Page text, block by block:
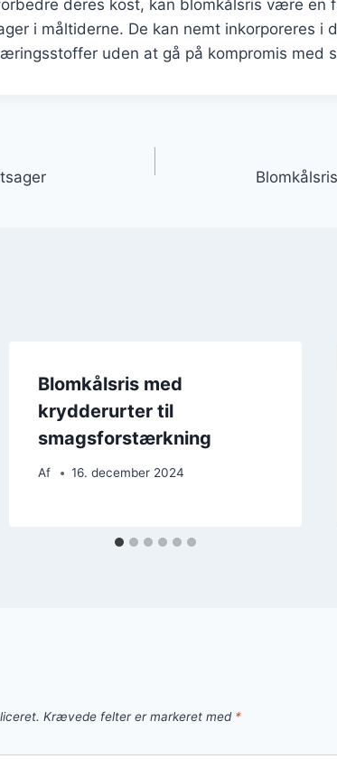
deres kost, kan blomkålsris være en
i måltiderne. De kan nemt inkorporeres i
uden at gå på kompromis med
Blomkålsris med
krydderurter til
smagsforstærkning
Af 16. december 2024
Krævede felter er markeret med *